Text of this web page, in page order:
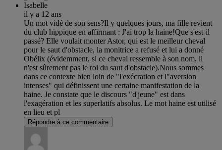
Isabelle
il y a 12 ans
Un mot vidé de son sens?Il y quelques jours, ma fille revient
du club hippique en affirmant : J'ai trop la haine!Que s'est-il
passé? Elle voulait monter Astor, qui est le meilleur cheval
pour le saut d'obstacle, la monitrice a refusé et lui a donné
Obélix (évidemment, si ce cheval ressemble à son nom, il
n'est sûrement pas le roi du saut d'obstacle).Nous sommes
dans ce contexte bien loin de "l'exécration et l"aversion
intenses" qui définissent une certaine manifestation de la
haine. Je constate que le discours "d'jeune" est dans
l'exagération et les superlatifs absolus. Le mot haine est utilisé
en lieu et pl
Répondre à ce commentaire